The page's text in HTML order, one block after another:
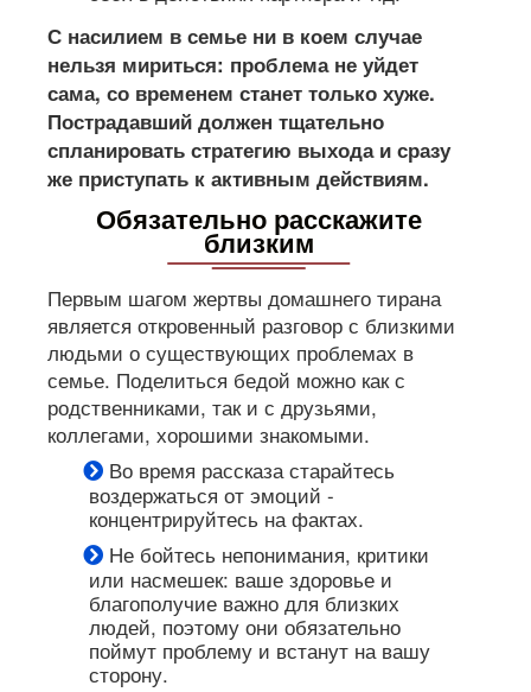
С насилием в семье ни в коем случае
нельзя мириться: проблема не уйдет
сама, со временем станет только хуже.
Пострадавший должен тщательно
спланировать стратегию выхода и сразу
же приступать к активным действиям.
Обязательно расскажите
близким
Первым шагом жертвы домашнего тирана
является откровенный разговор с близкими
людьми о существующих проблемах в
семье. Поделиться бедой можно как с
родственниками, так и с друзьями,
коллегами, хорошими знакомыми.
Во время рассказа старайтесь
воздержаться от эмоций -
концентрируйтесь на фактах.
Не бойтесь непонимания, критики
или насмешек: ваше здоровье и
благополучие важно для близких
людей, поэтому они обязательно
поймут проблему и встанут на вашу
сторону.